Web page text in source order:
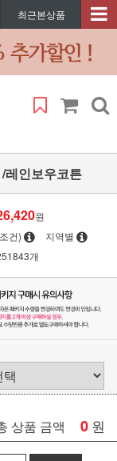
최근본상품
레인보우코튼
원
건)
지역별
개
상품 금액 0 원